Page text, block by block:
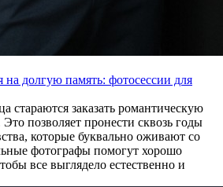
долгую память: фотосессии для
стараются заказать романтическую
позволяет пронести сквозь годы
которые буквально оживают со
фотографы помогут хорошо
все выглядело естественно и